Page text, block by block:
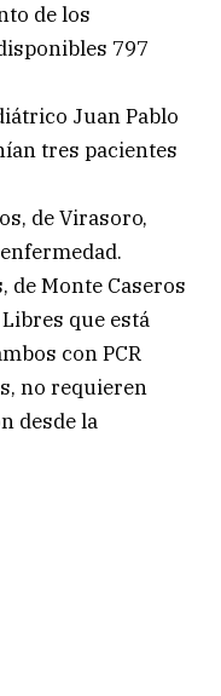
de los
797
Juan Pablo
tres pacientes
de Virasoro,
de Monte Caseros
que está
con PCR
no requieren
desde la